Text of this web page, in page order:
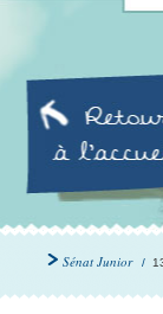
Sénat Junior /